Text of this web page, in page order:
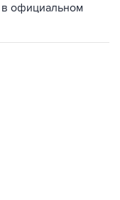
в официальном